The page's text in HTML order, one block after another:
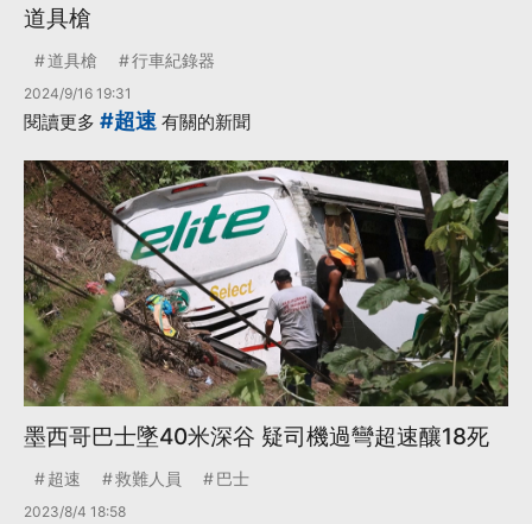
道具槍
道具槍 行車紀錄器
2024/9/16 19:31
閱讀更多 #超速 有關的新聞
墨西哥巴士墜40米深谷 疑司機過彎超速釀18死
超速 救難人員 巴士
2023/8/4 18:58